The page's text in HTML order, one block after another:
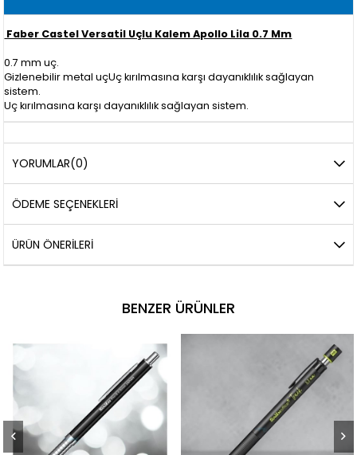
Faber Castel Versatil Uçlu Kalem Apollo Lila 0.7 Mm
0.7 mm uç.
Gizlenebilir metal uçUç kırılmasına karşı dayanıklılık sağlayan
sistem.
Uç kırılmasına karşı dayanıklılık sağlayan sistem.
YORUMLAR(0)
ÖDEME SEÇENEKLERI
ÜRÜN ÖNERILERI
BENZER ÜRÜNLER